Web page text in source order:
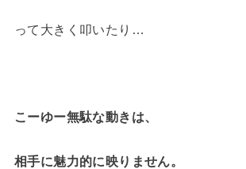
って大きく叩いたり…
こーゆー無駄な動きは、
相手に魅力的に映りません。